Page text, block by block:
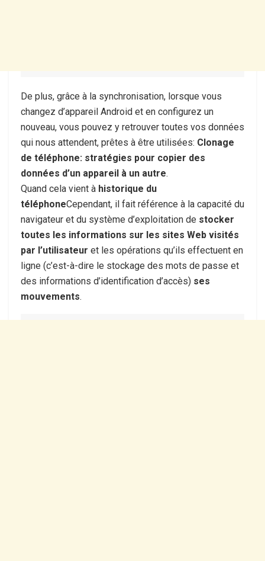
De plus, grâce à la synchronisation, lorsque vous
changez d’appareil Android et en configurez un
nouveau, vous pouvez y retrouver toutes vos données
qui nous attendent, prêtes à être utilisées: Clonage
de téléphone: stratégies pour copier des
données d’un appareil à un autre.
Quand cela vient à historique du
téléphoneCependant, il fait référence à la capacité du
navigateur et du système d’exploitation de stocker
toutes les informations sur les sites Web visités
par l’utilisateur et les opérations qu’ils effectuent en
ligne (c’est-à-dire le stockage des mots de passe et
des informations d’identification d’accès) ses
mouvements.